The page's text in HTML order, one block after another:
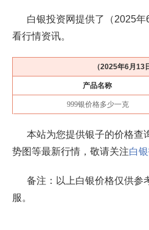
白银投资网提供了（2025年
看行情资讯。
（2025年6月13
产品名称
999银价格多少一克
本站为您提供银子的价格查
势图等最新行情，敬请关注白
备注：以上白银价格仅供参
服。